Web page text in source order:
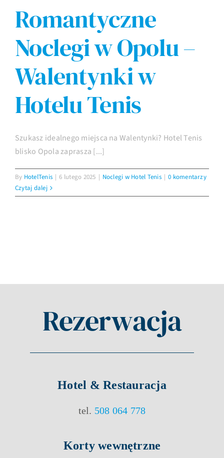
Imprezy
Galeria
Kontakt
Romantyczne
Noclegi w Opolu –
Walentynki w
Hotelu Tenis
Szukasz idealnego miejsca na Walentynki? Hotel Tenis
blisko Opola zaprasza [...]
By HotelTenis | 6 lutego 2025 | Noclegi w Hotel Tenis | 0 komentarzy
Czytaj dalej
Rezerwacja
Hotel & Restauracja
tel. 508 064 778
Kortywewnętrzne